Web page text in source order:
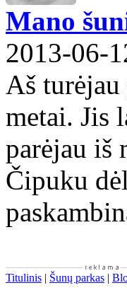
Mano
2013-06-
Aš
metai. Jis
parėjau iš
Čipuku
Titulinis | Šunų parkas |